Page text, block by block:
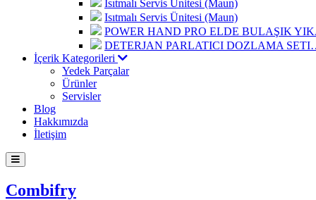
Isıtmalı Servis Ünitesi (Maun)
Isıtmalı Servis Ünitesi (Maun)
POWER HAND PRO ELDE BULAŞIK
DETERJAN PARLATICI DOZLAMA
İçerik Kategorileri
Yedek Parçalar
Ürünler
Servisler
Blog
Hakkımızda
İletişim
Combifry